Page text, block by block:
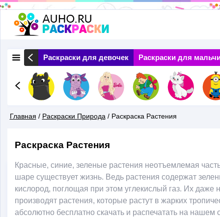
Перейти
к
основному
содержанию
Природа Раскраски для девочек Раскраски для
Здесь
Главная / Раскраски Природа / Раскраска Растения
Раскраска Растения
Красные, синие, зеленые растения неотъемлемая
шаре существует жизнь. Ведь растения содержат
кислород, поглощая при этом углекислый газ. Их
производят растения, которые растут в жарких
абсолютно бесплатно скачать и распечатать на нашем